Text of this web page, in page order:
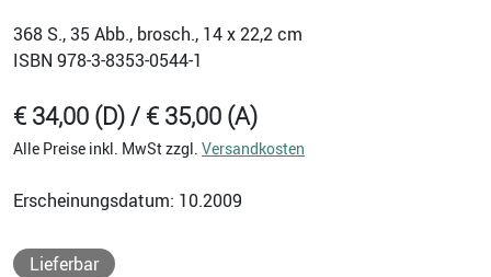
368 S., 35 Abb., brosch., 14 x 22,2 cm
ISBN 978-3-8353-0544-1
€ 34,00 (D) / € 35,00 (A)
Alle Preise inkl. MwSt zzgl. Versandkosten
Erscheinungsdatum: 10.2009
Lieferbar